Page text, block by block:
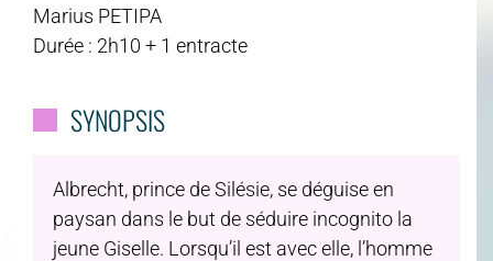
Marius PETIPA
Durée : 2h10 + 1 entracte
SYNOPSIS
Albrecht, prince de Silésie, se déguise en
paysan dans le but de séduire incognito la
jeune Giselle. Lorsqu’il est avec elle, l’homme